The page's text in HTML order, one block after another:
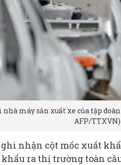
máy sản xuất xe của tập
AFP/TTXVN)
ghi nhận cột mốc xuất
khẩu ra thị trường toàn